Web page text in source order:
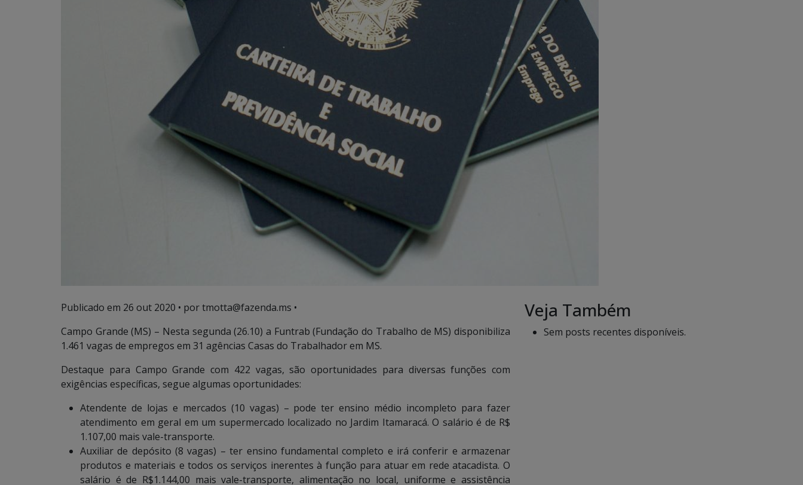
Publicado em 26 out 2020 • por tmotta@fazenda.ms •
Campo Grande (MS) – Nesta segunda (26.10) a Funtrab (Fundação do Trabalho de MS) disponibiliza
1.461 vagas de empregos em 31 agências Casas do Trabalhador em MS.
Destaque para Campo Grande com 422 vagas, são oportunidades para diversas funções com
exigências específicas, segue algumas oportunidades:
Atendente de lojas e mercados (10 vagas) – pode ter ensino médio incompleto para fazer
atendimento em geral em um supermercado localizado no Jardim Itamaracá. O salário é de R$
1.107,00 mais vale-transporte.
Auxiliar de depósito (8 vagas) – ter ensino fundamental completo e irá conferir e armazenar
produtos e materiais e todos os serviços inerentes à função para atuar em rede atacadista. O
salário é de R$1.144,00 mais vale-transporte, alimentação no local, uniforme e assistência
Veja Também
Sem posts recentes disponíveis.